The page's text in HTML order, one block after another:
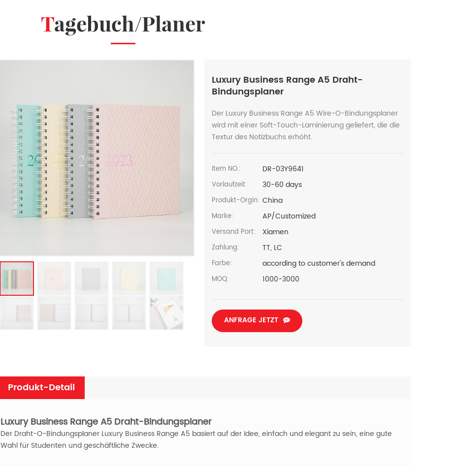
Tagebuch/Planer
Luxury Business Range A5 Draht-
Bindungsplaner
Der Luxury Business Range A5 Wire-O-Bindungsplaner
wird mit einer Soft-Touch-Laminierung geliefert, die die
Textur des Notizbuchs erhöht.
Item NO.: DR-03Y9641
Vorlaufzeit: 30-60 days
Produkt-Orgin: China
Marke: AP/Customized
Versand Port: Xiamen
Zahlung: TT, LC
Farbe: according to customer's demand
MOQ: 1000-3000
ANFRAGE JETZT
Produkt-Detail
Luxury Business Range A5 Draht-Bindungsplaner
Der Draht-O-Bindungsplaner Luxury Business Range A5 basiert auf der Idee, einfach und elegant zu sein, eine gute
Wahl für Studenten und geschäftliche Zwecke.